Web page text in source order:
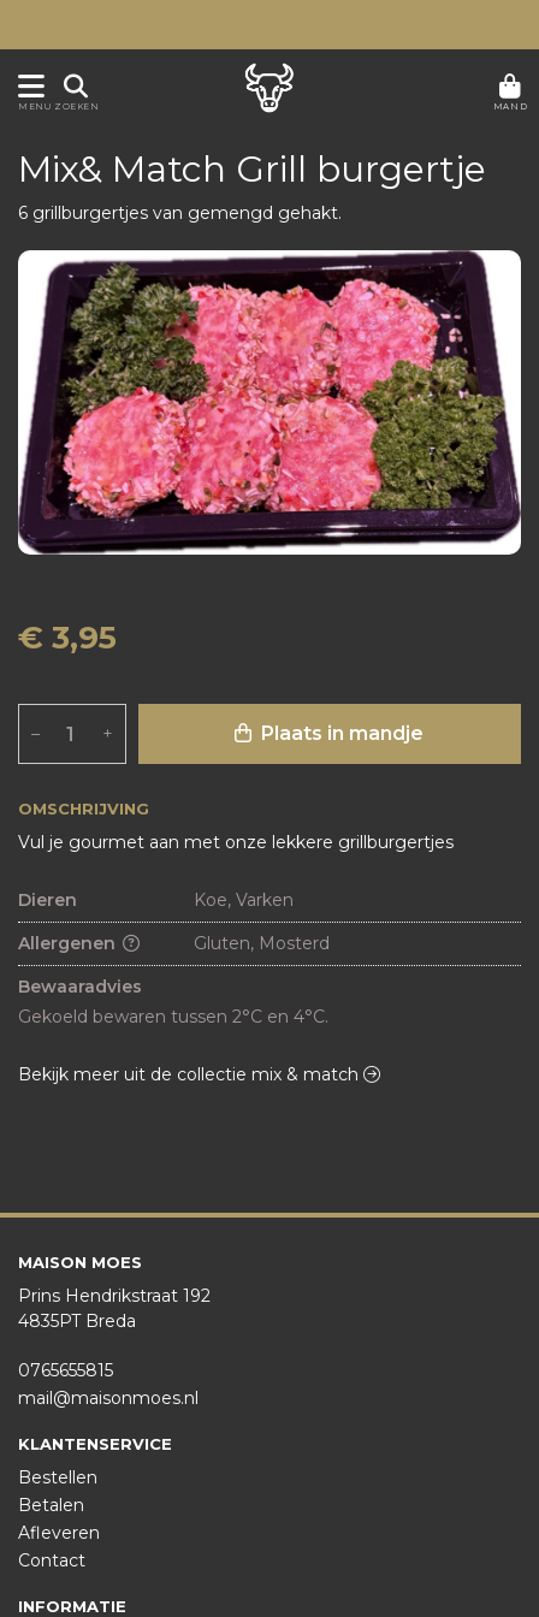
MENU ZOEKEN MAND
OMSCHRIJVING
Vul je gourmet aan met onze lekkere grillburgertjes
Mix& Match Grill burgertje
6 grillburgertjes van gemengd gehakt.
€ 3,95
– + Plaats in mandje
Dieren
Koe, Varken
Allergenen
Gluten, Mosterd
Bewaaradvies
Gekoeld bewaren tussen 2°C en 4°C.
Bekijk meer uit de collectie mix & match
MAISON MOES
Prins Hendrikstraat 192
4835PT Breda
0765655815
mail@maisonmoes.nl
KLANTENSERVICE
Bestellen
Betalen
Afleveren
Contact
INFORMATIE